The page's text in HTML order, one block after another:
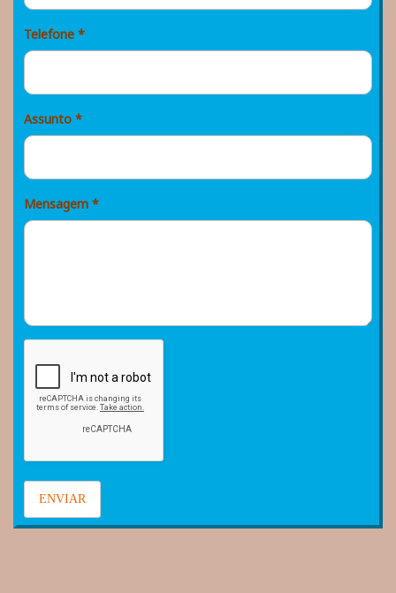
Telefone *
Assunto *
Mensagem *
ENVIAR